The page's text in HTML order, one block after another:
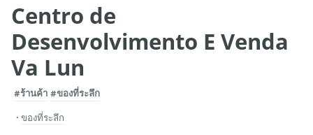
Centro de
Desenvolvimento E Venda
Va Lun
#ร้านค้า #ของที่ระลึก
ของที่ระลึก